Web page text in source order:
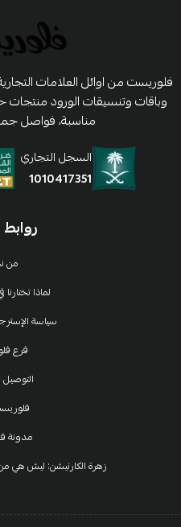
من
لماذا
سياسة
فرع
مدونة
زهرة الكارنيشن: ليش هي من
فلوريست من اوائل العلامات
وباقات وتنسيقات الورود
مناسبة، فواصل
السجل التجاري
1010417351